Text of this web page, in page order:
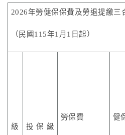
2026年勞健保保費及勞退提繳三
（民國115年1月1日起）
級
投保級
勞保費 健